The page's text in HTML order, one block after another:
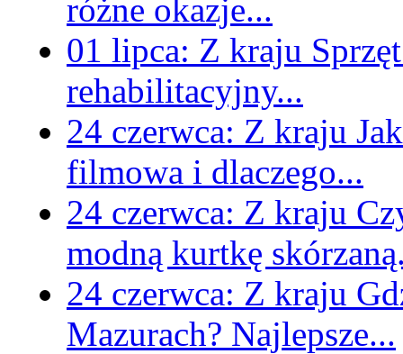
różne okazje...
01 lipca: Z kraju
rehabilitacyjny...
24 czerwca: Z kraju
filmowa i dlaczego...
24 czerwca: Z kraju
modną kurtkę
24 czerwca: Z kraju
Mazurach? Najlepsze...